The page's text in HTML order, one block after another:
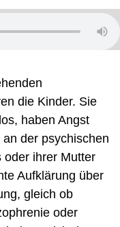
die Kinder. Sie
haben Angst
der psychischen
oder ihrer Mutter
Aufklärung über
gleich ob
oder